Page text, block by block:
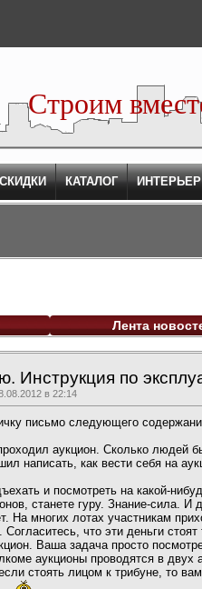
Строим
СКИДКИ КАТАЛОГ ИНТЕРЬЕР
Лента
Инструкция по
в 22:14
письмо следующего
аукцион. Сколько людей
написать, как вести себя на
и посмотреть на какой-
станете гуру. Знание-сила.
На многих лотах участникам
что эти деньги
Ваша задача просто
аукционы проводятся в двух
стоять лицом к трибуне, то